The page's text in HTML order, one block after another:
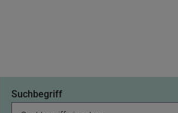
Suchbegriff